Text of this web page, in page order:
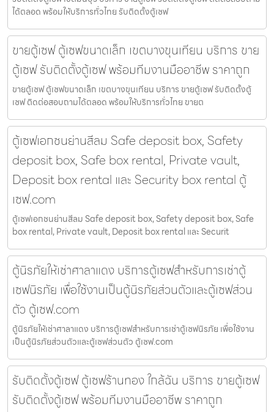
ได้ตลอด พร้อมให้บริการทั่วไทย รับติดตั้งตู้เซฟ
ขายตู้เซฟ ตู้เซฟขนาดเล็ก เขตบางขุนเทียน บริการ ขาย
ตู้เซฟ รับติดตั้งตู้เซฟ พร้อมทีมงานมืออาชีพ ราคาถูก
ขายตู้เซฟ ตู้เซฟขนาดเล็ก เขตบางขุนเทียน บริการ ขายตู้เซฟ รับติดตั้งตู้
เซฟ ติดต่อสอบถามได้ตลอด พร้อมให้บริการทั่วไทย ขายต
ตู้เซฟเอกชนย่านสีลม Safe deposit box, Safety
deposit box, Safe box rental, Private vault,
Deposit box rental และ Security box rental ตู้
เซฟ.com
ตู้เซฟเอกชนย่านสีลม Safe deposit box, Safety deposit box, Safe
box rental, Private vault, Deposit box rental และ Securit
ตู้นิรภัยให้เช่าศาลาแดง บริการตู้เซฟสำหรับการเช่าตู้
เซฟนิรภัย เพื่อใช้งานเป็นตู้นิรภัยส่วนตัวและตู้เซฟส่วน
ตัว ตู้เซฟ.com
ตู้นิรภัยให้เช่าศาลาแดง บริการตู้เซฟสำหรับการเช่าตู้เซฟนิรภัย เพื่อใช้งาน
เป็นตู้นิรภัยส่วนตัวและตู้เซฟส่วนตัว ตู้เซฟ.com
รับติดตั้งตู้เซฟ ตู้เซฟร้านทอง ใกล้ฉัน บริการ ขายตู้เซฟ
รับติดตั้งตู้เซฟ พร้อมทีมงานมืออาชีพ ราคาถูก